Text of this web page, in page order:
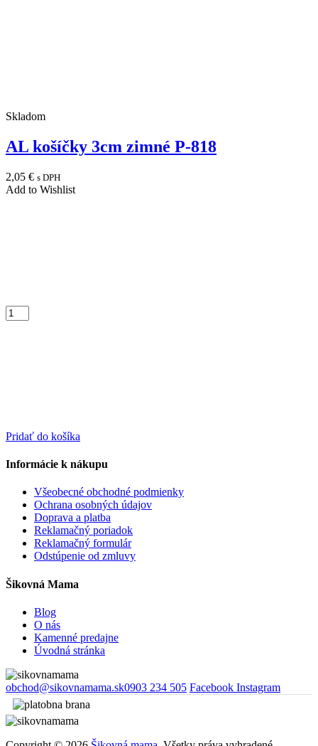
Skladom
AL košíčky 3cm zimné P-818
2,05 € s DPH
Add to Wishlist
Pridať do košíka
Informácie k nákupu
Všeobecné obchodné podmienky
Ochrana osobných údajov
Doprava a platba
Reklamačný poriadok
Reklamačný formulár
Odstúpenie od zmluvy
Šikovná Mama
Blog
O nás
Kamenné predajne
Úvodná stránka
obchod@sikovnamama.sk0903 234 505 Facebook Instagram